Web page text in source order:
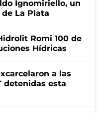
Ignomiriello, un
La Plata
Romi 100 de
Hídricas
a las
detenidas esta